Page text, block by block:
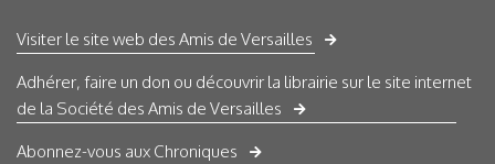
Visiter le site web des Amis de Versailles
Adhérer, faire un don ou découvrir la librairie sur le site internet
de la Société des Amis de Versailles
Abonnez-vous aux Chroniques